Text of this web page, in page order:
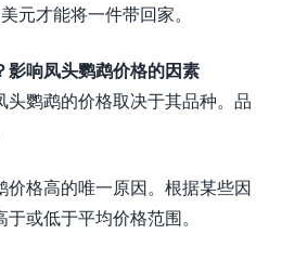
元才能将一件带回家。
影响凤头鹦鹉价格的因素
头鹦鹉的价格取决于其品种。品
格高的唯一原因。根据某些因
或低于平均价格范围。